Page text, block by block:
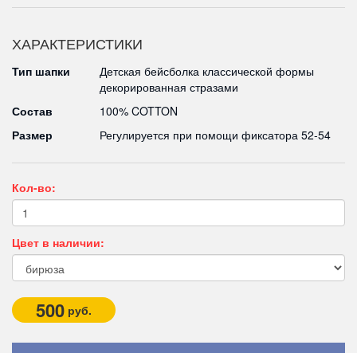
ХАРАКТЕРИСТИКИ
Тип шапки
Детская бейсболка классической формы
декорированная стразами
Состав
100% COTTON
Размер
Регулируется при помощи фиксатора 52-54
Кол-во:
Цвет в наличии:
500 руб.